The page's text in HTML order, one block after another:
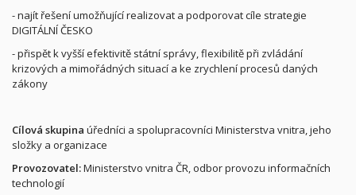
- najít řešení umožňující realizovat a podporovat cíle strategie
DIGITÁLNÍ ČESKO
- přispět k vyšší efektivitě státní správy, flexibilitě při zvládání
krizových a mimořádných situací a ke zrychlení procesů daných
zákony
Cílová skupina úředníci a spolupracovníci Ministerstva vnitra, jeho
složky a organizace
Provozovatel:Ministerstvo vnitra ČR, odbor provozu informačních
technologií